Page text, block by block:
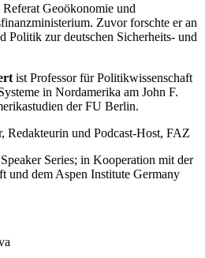
Referat Geoökonomie und
Zuvor forschte er an
Politik zur deutschen Sicherheits- und
ist Professor für Politikwissenschaft
in Nordamerika am John F.
der FU Berlin.
Redakteurin und Podcast-Host, FAZ
Series; in Kooperation mit der
und dem Aspen Institute Germany